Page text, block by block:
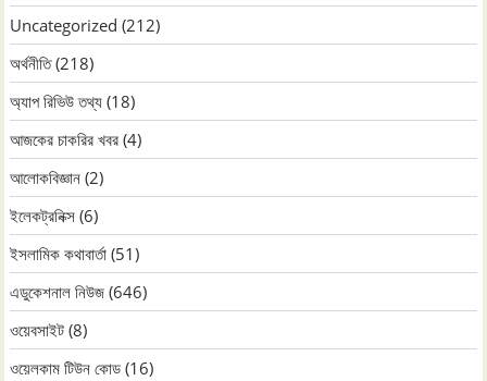
Uncategorized (212)
অর্থনীতি(218)
অ্যাপ রিভিউ তথ্য (18)
আজকের চাকরির খবর (4)
আলোকবিজ্ঞান (2)
ইলেকট্রনিক্স (6)
ইসলামিক কথাবার্তা (51)
এডুকেশনাল নিউজ (646)
ওয়েবসাইট (8)
ওয়েলকাম টিউন কোড (16)